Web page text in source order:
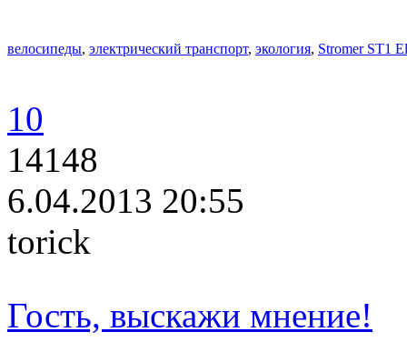
велосипеды, электрический транспорт, экология, Stromer ST1
10
14148
6.04.2013 20:55
torick
Гость, выскажи мнение!